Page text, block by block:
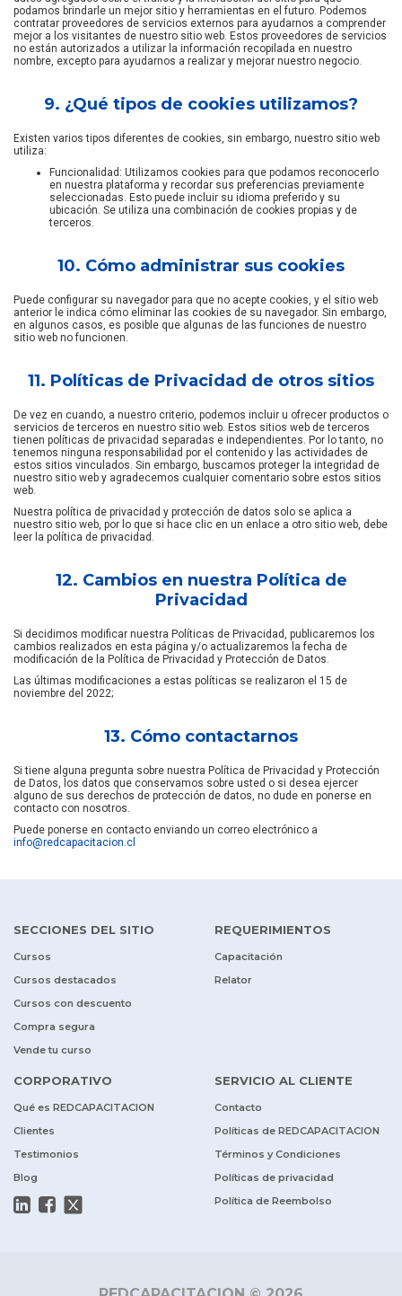
podamos brindarle un mejor sitio y herramientas en el futuro. Podemos
contratar proveedores de servicios externos para ayudarnos a comprender
mejor a los visitantes de nuestro sitio web. Estos proveedores de servicios
no están autorizados a utilizar la información recopilada en nuestro
nombre, excepto para ayudarnos a realizar y mejorar nuestro negocio.
9. ¿Qué tipos de cookies utilizamos?
Existen varios tipos diferentes de cookies, sin embargo, nuestro sitio web
utiliza:
Funcionalidad: Utilizamos cookies para que podamos reconocerlo
en nuestra plataforma y recordar sus preferencias previamente
seleccionadas. Esto puede incluir su idioma preferido y su
ubicación. Se utiliza una combinación de cookies propias y de
terceros.
10. Cómo administrar sus cookies
Puede configurar su navegador para que no acepte cookies, y el sitio web
anterior le indica cómo eliminar las cookies de su navegador. Sin embargo,
en algunos casos, es posible que algunas de las funciones de nuestro
sitio web no funcionen.
11. Políticas de Privacidad de otros sitios
De vez en cuando, a nuestro criterio, podemos incluir u ofrecer productos o
servicios de terceros en nuestro sitio web. Estos sitios web de terceros
tienen políticas de privacidad separadas e independientes. Por lo tanto, no
tenemos ninguna responsabilidad por el contenido y las actividades de
estos sitios vinculados. Sin embargo, buscamos proteger la integridad de
nuestro sitio web y agradecemos cualquier comentario sobre estos sitios
web.
Nuestra política de privacidad y protección de datos solo se aplica a
nuestro sitio web, por lo que si hace clic en un enlace a otro sitio web, debe
leer la política de privacidad.
12. Cambios en nuestra Política de
Privacidad
Si decidimos modificar nuestra Políticas de Privacidad, publicaremos los
cambios realizados en esta página y/o actualizaremos la fecha de
modificación de la Política de Privacidad y Protección de Datos.
Las últimas modificaciones a estas políticas se realizaron el 15 de
noviembre del 2022;
13. Cómo contactarnos
Si tiene alguna pregunta sobre nuestra Política de Privacidad y Protección
de Datos, los datos que conservamos sobre usted o si desea ejercer
alguno de sus derechos de protección de datos, no dude en ponerse en
contacto con nosotros.
Puede ponerse en contacto enviando un correo electrónico a
info@redcapacitacion.cl
SECCIONES DEL SITIO
Cursos
Cursos destacados
Cursos con descuento
Compra segura
Vende tu curso
REQUERIMIENTOS
Capacitación
Relator
CORPORATIVO
Qué es REDCAPACITACION
Clientes
Testimonios
Blog
SERVICIO AL CLIENTE
Contacto
Políticas de REDCAPACITACION
Términos y Condiciones
Políticas de privacidad
Política de Reembolso